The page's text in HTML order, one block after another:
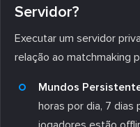
Servidor?
Executar um servidor
relação ao matchmaking
Mundos
horas por dia, 7 dias